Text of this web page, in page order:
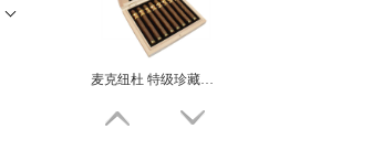
麦克纽杜 特级珍藏限量版 指环王2020 MACANUDO GRAN RESERVA LIMITED EDITION 2020